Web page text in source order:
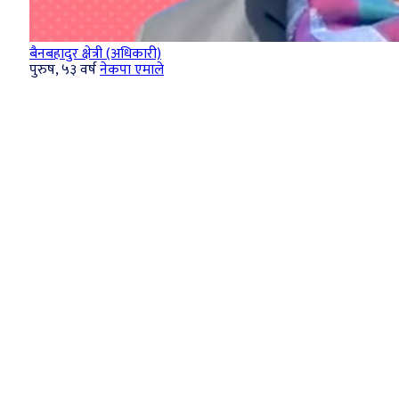
बैनबहादुर क्षेत्री (अधिकारी)
पुरुष, ५३ वर्षनेकपा एमाले